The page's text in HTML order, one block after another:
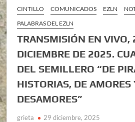
CINTILLO COMUNICADOS EZLN
PALABRAS DEL EZLN
TRANSMISIÓN EN VIVO,
DICIEMBRE DE 2025.
DEL SEMILLERO “DE
HISTORIAS, DE AMORES
DESAMORES”
grieta 29 diciembre, 2025